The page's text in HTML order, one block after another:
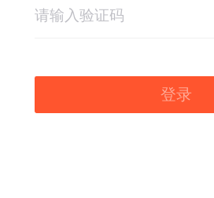
登录